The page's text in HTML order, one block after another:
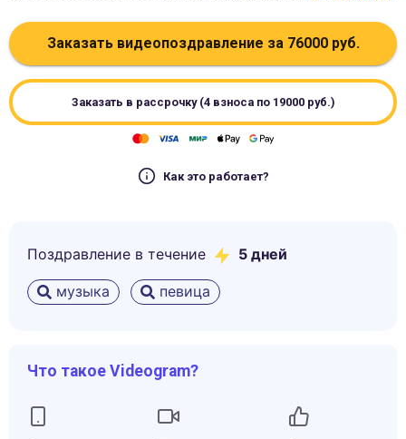
Заказать видеопоздравление за 76000руб.
Заказать в рассрочку (4 взноса по 19000руб.)
Как это работает?
Поздравление в течение 5 дней
музыка певица
Что такое Videogram?